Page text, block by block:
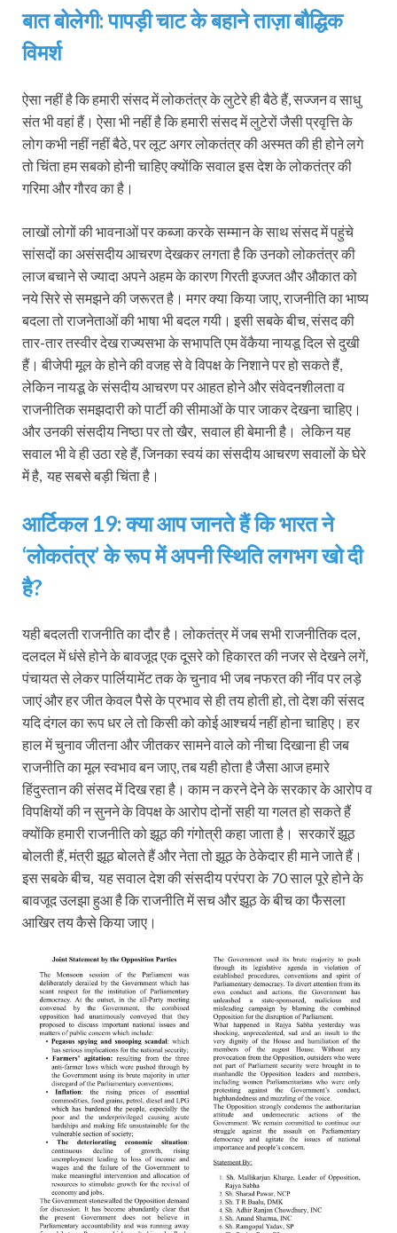
बात बोलेगी: पापड़ी चाट के बहाने ताज़ा बौद्धिक
विमर्श
ऐसा नहीं है कि हमारी संसद में लोकतंत्र के लुटेरे ही बैठे हैं, सज्जन व साधु
संत भी वहां हैं। ऐसा भी नहीं है कि हमारी संसद में लुटेरों जैसी प्रवृत्ति के
लोग कभी नहीं नहीं बैठे, पर लूट अगर लोकतंत्र की अस्मत की ही होने लगे
तो चिंता हम सबको होनी चाहिए क्योंकि सवाल इस देश के लोकतंत्र की
गरिमा और गौरव का है।
लाखों लोगों की भावनाओं पर कब्जा करके सम्मान के साथ संसद में पहुंचे
सांसदों का असंसदीय आचरण देखकर लगता है कि उनको लोकतंत्र की
लाज बचाने से ज्यादा अपने अहम के कारण गिरती इज्जत और औकात को
नये सिरे से समझने की जरूरत है। मगर क्या किया जाए, राजनीति का भाष्य
बदला तो राजनेताओं की भाषा भी बदल गयी। इसी सबके बीच, संसद की
तार-तार तस्वीर देख राज्यसभा के सभापति एम वेंकैया नायडू दिल से दुखी
हैं। बीजेपी मूल के होने की वजह से वे विपक्ष के निशाने पर हो सकते हैं,
लेकिन नायडू के संसदीय आचरण पर आहत होने और संवेदनशीलता व
राजनीतिक समझदारी को पार्टी की सीमाओं के पार जाकर देखना चाहिए।
और उनकी संसदीय निष्ठा पर तो खैर, सवाल ही बेमानी है। लेकिन यह
सवाल भी वे ही उठा रहे हैं, जिनका स्वयं का संसदीय आचरण सवालों के घेरे
में है, यह सबसे बड़ी चिंता है।
आर्टिकल 19: क्या आप जानते हैं कि भारत ने
‘लोकतंत्र’ के रूप में अपनी स्थिति लगभग खो दी
है?
यही बदलती राजनीति का दौर है। लोकतंत्र में जब सभी राजनीतिक दल,
दलदल में धंसे होने के बावजूद एक दूसरे को हिकारत की नजर से देखने लगें,
पंचायत से लेकर पार्लियामेंट तक के चुनाव भी जब नफरत की नींव पर लड़े
जाएं और हर जीत केवल पैसे के प्रभाव से ही तय होती हो, तो देश की संसद
यदि दंगल का रूप धर ले तो किसी को कोई आश्चर्य नहीं होना चाहिए। हर
हाल में चुनाव जीतना और जीतकर सामने वाले को नीचा दिखाना ही जब
राजनीति का मूल स्वभाव बन जाए, तब यही होता है जैसा आज हमारे
हिंदुस्तान की संसद में दिख रहा है। काम न करने देने के सरकार के आरोप व
विपक्षियों की न सुनने के विपक्ष के आरोप दोनों सही या गलत हो सकते हैं
क्योंकि हमारी राजनीति को झूठ की गंगोत्री कहा जाता है। सरकारें झूठ
बोलती हैं, मंत्री झूठ बोलते हैं और नेता तो झूठ के ठेकेदार ही माने जाते हैं।
इस सबके बीच, यह सवाल देश की संसदीय परंपरा के 70 साल पूरे होने के
बावजूद उलझा हुआ है कि राजनीति में सच और झूठ के बीच का फैसला
आखिर तय कैसे किया जाए।